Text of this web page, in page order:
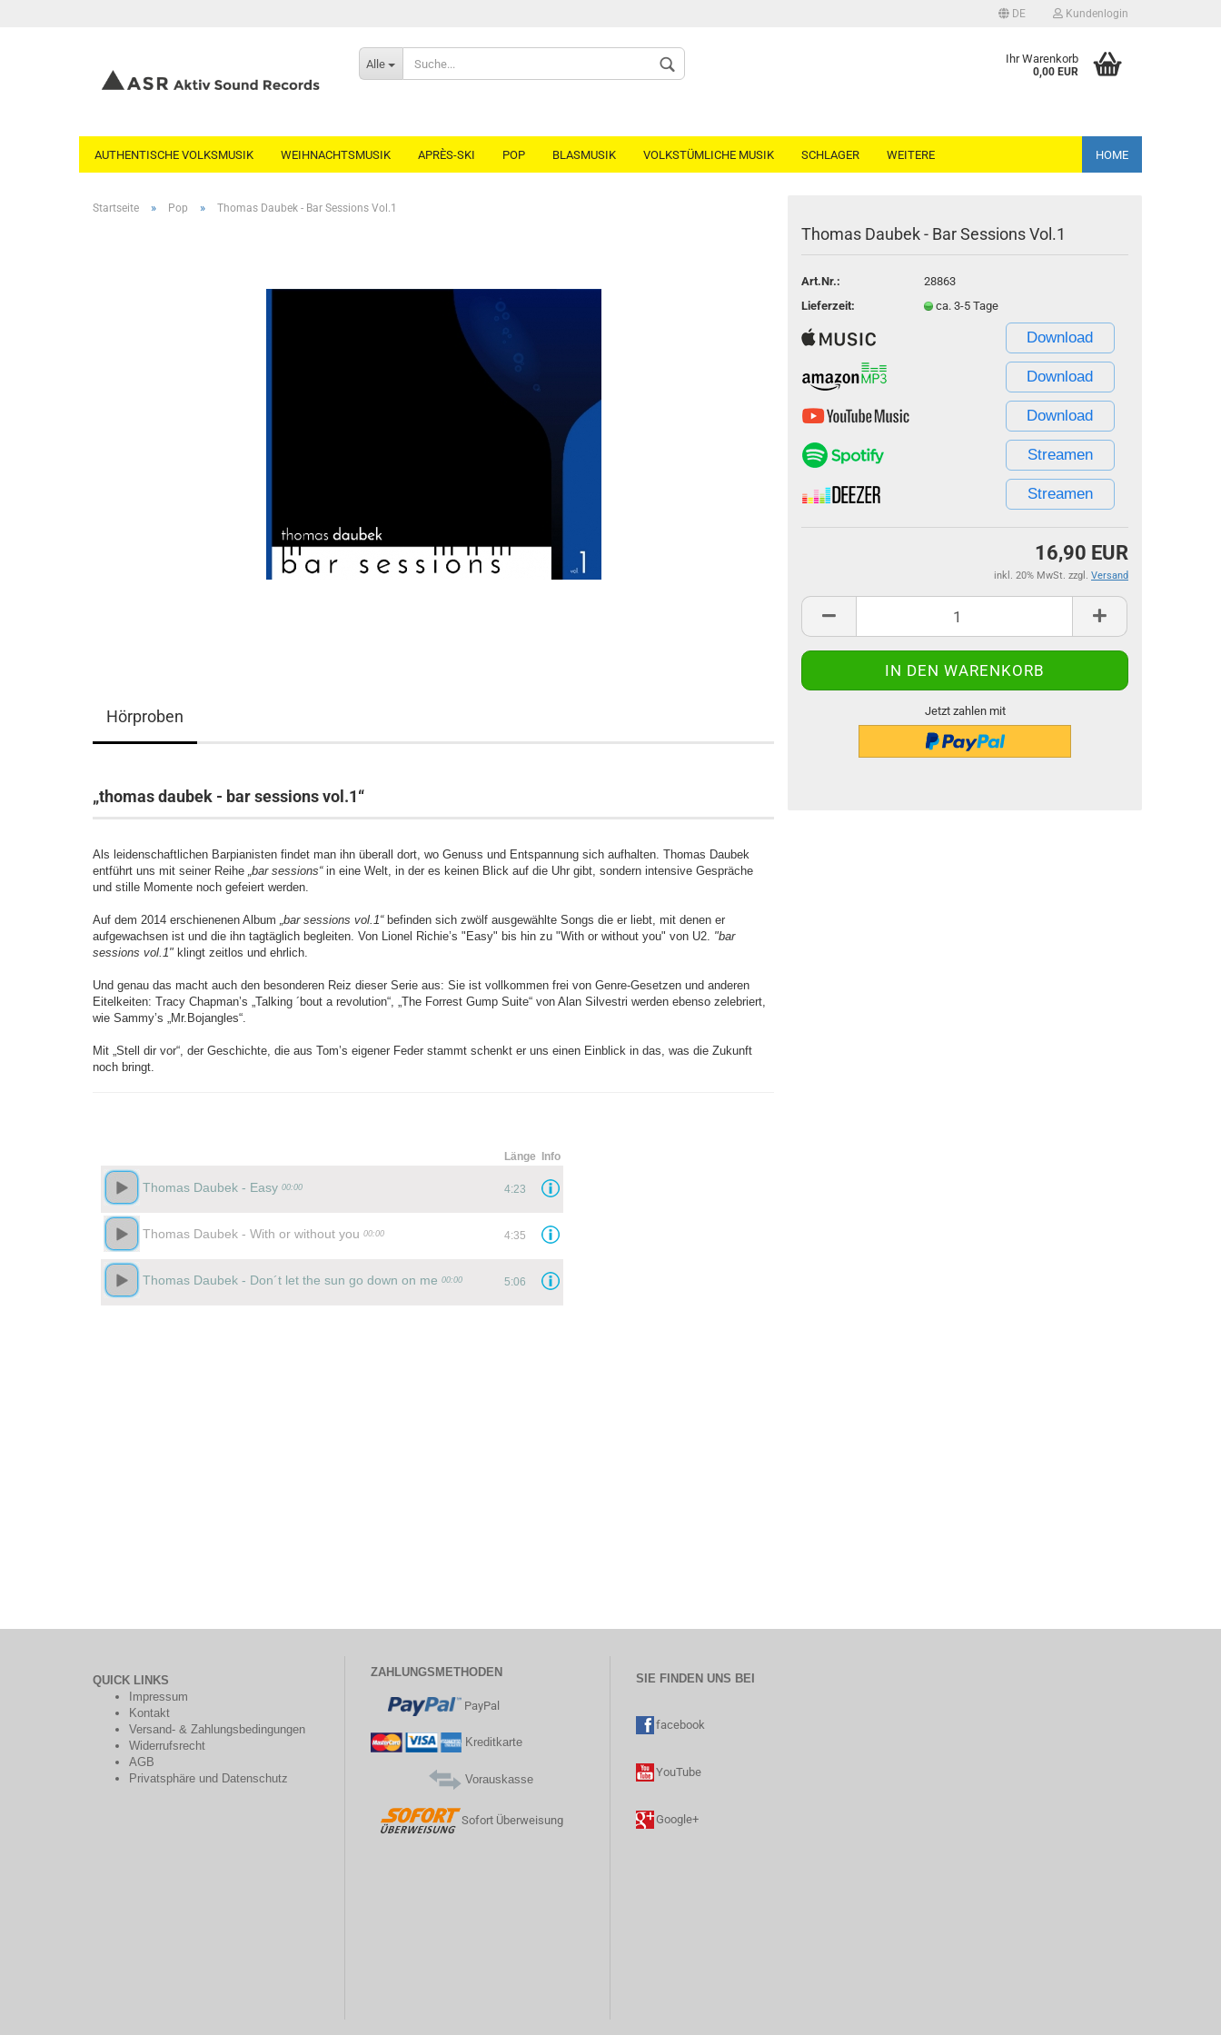
DE Kundenlogin
Passwort vergessen?
Alle Ihr Warenkorb
0,00 EUR
AUTHENTISCHE VOLKSMUSIK WEIHNACHTSMUSIK APRÈS-SKI POP BLASMUSIK VOLKSTÜMLICHE MUSIK SCHLAGER HOME
WEITERE
Startseite » Pop » Thomas Daubek - Bar Sessions Vol.1
Thomas Daubek - Bar Sessions Vol.1
Art.Nr.:
28863
Lieferzeit:
ca. 3-5 Tage
Download
Download
Download
Streamen
Streamen
16,90 EUR
inkl. 20% MwSt. zzgl. Versand
Jetzt zahlen mit
Hörproben
„thomas daubek - bar sessions vol.1“
Als leidenschaftlichen Barpianisten findet man ihn überall dort, wo Genuss und Entspannung sich aufhalten. Thomas Daubek
entführt uns mit seiner Reihe „bar sessions“in eine Welt, in der es keinen Blick auf die Uhr gibt, sondern intensive Gespräche
und stille Momente noch gefeiert werden.
Auf dem 2014 erschienenen Album „bar sessions vol.1“befinden sich zwölf ausgewählte Songs die er liebt, mit denen er
aufgewachsen ist und die ihn tagtäglich begleiten. Von Lionel Richie’s "Easy" bis hin zu "With or without you" von U2. "bar
sessions vol.1" klingt zeitlos und ehrlich.
Und genau das macht auch den besonderen Reiz dieser Serie aus: Sie ist vollkommen frei von Genre-Gesetzen und anderen
Eitelkeiten: Tracy Chapman’s „Talking ´bout a revolution“, „The Forrest Gump Suite“ von Alan Silvestri werden ebenso zelebriert,
wie Sammy’s „Mr.Bojangles“.
Mit „Stell dir vor“, der Geschichte, die aus Tom’s eigener Feder stammt schenkt er uns einen Einblick in das, was die Zukunft
noch bringt.
QUICK LINKS
Impressum
Kontakt
Versand- & Zahlungsbedingungen
Widerrufsrecht
AGB
Privatsphäre und Datenschutz
ZAHLUNGSMETHODEN
PayPal
Kreditkarte
Vorauskasse
Sofort Überweisung
SIE FINDEN UNS BEI
facebook
YouTube
Google+